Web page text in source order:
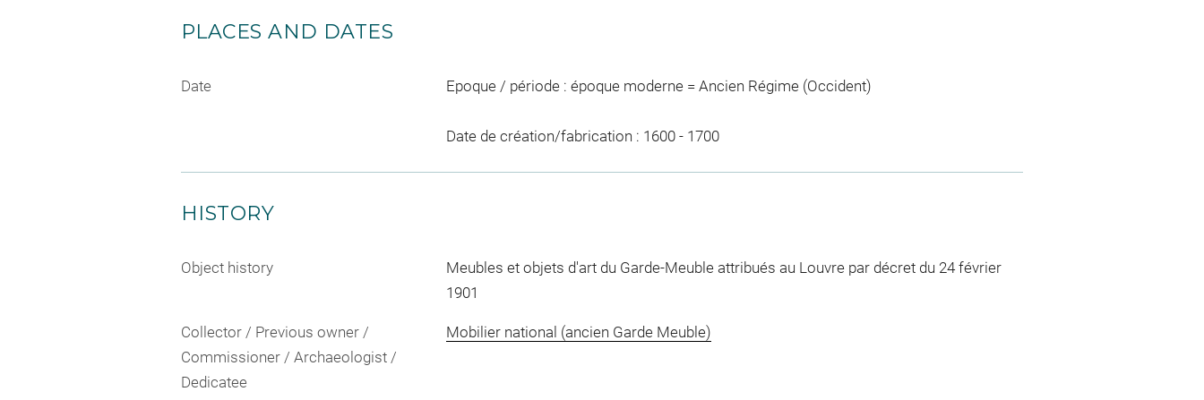
PLACES AND DATES
Date Epoque / période : époque moderne = Ancien Régime (Occident)
Date de création/fabrication : 1600 - 1700
HISTORY
Object history
Meubles et objets d'art du Garde-Meuble attribués au Louvre par décret du 24 février
1901
Collector / Previous owner /
Commissioner / Archaeologist /
Dedicatee
Mobilier national (ancien Garde Meuble)